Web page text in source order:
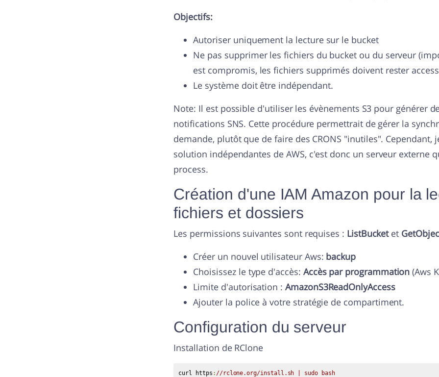
Objectifs:
Autoriser uniquement la lecture sur le bucket
Ne pas supprimer les fichiers du bucket ou du serveur
est compromis, les fichiers supprimés doivent rester
Le système doit être indépendant.
Note: Il est possible d'utiliser les évènements S3 pour générer
notifications SNS. Cette procédure permettrait de gérer la
demande, plutôt que de faire des CRONS "inutiles". Cependant,
solution indépendantes de AWS, c'est donc un serveur externe
process.
Création d'une IAM Amazon pour la
fichiers et dossiers
Les permissions suivantes sont requises : ListBucketet
Créer un nouvel utilisateur Aws: backup
Choisissez le type d'accès: Accès par programmation (Aws
Limite d'autorisation :AmazonS3ReadOnlyAccess
Ajouter la police à votre stratégie de compartiment.
Configuration du serveur
Installation de RClone
curl https : //rclone.org/install.sh | sudo bash